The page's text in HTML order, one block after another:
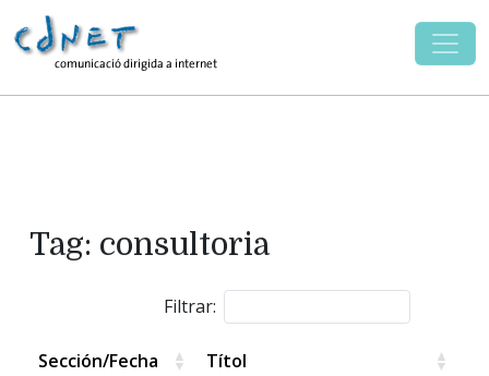
Tag: consultoria
Filtrar:
Sección/Fecha
Títol